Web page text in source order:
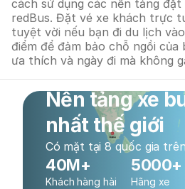
cách sử dụng các nền tảng
redBus. Đặt vé xe khách trực
tuyệt vời nếu bạn đi du lịch
điểm để đảm bảo chỗ ngồi
ưa thích và ngày đi mà không
Nền tảng xe
nhất thế giới
Có mặt tại 8 quốc gia
40M+
Khách hàng hài
5000+
Hãng xe